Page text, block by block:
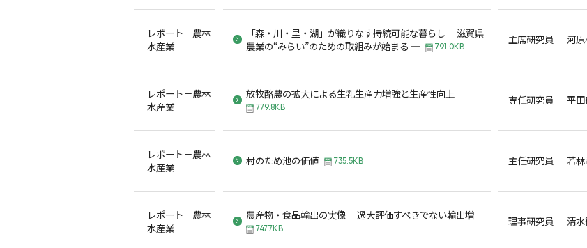
レポート－農林
水産業
「森・川・里・湖」が織りなす持続可能な暮らし─ 滋賀県
農業の“みらい”のための取組みが始まる ─
791.0KB
主席研究員 河原
レポート－農林
水産業
放牧酪農の拡大による生乳生産力増強と生産性向上
779.8KB
専任研究員 平田
レポート－農林
水産業
村のため池の価値 735.5KB 主任研究員 若林
レポート－農林
水産業
農産物・食品輸出の実像─ 過大評価すべきでない輸出増 ─
747.7KB
理事研究員 清水